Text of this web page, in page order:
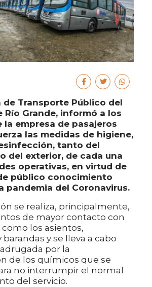
de Transporte Público del
Río Grande, informó a los
la empresa de pasajeros
las medidas de higiene,
tanto del
del exterior, de cada una
operativas, en virtud de
público conocimiento
pandemia del Coronavirus.
se realiza, principalmente,
de mayor contacto con
como los asientos,
y se lleva a cabo
por la
de los químicos que se
no interrumpir el normal
del servicio.